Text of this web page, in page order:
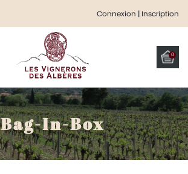
Connexion | Inscription
0
Bag-In-Box